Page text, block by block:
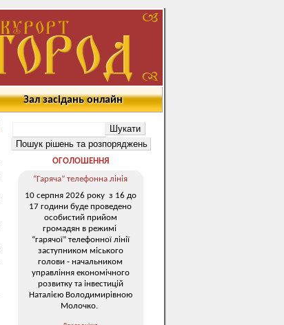
Зал засідань онлайн
ОГОЛОШЕННЯ
“Гаряча” телефонна лінія
10 серпня 2026 року з 16 до
17 години буде проведено
особистий прийом
громадян в режимі
“гарячої” телефонної лінії
заступником міського
голови - начальником
управління економічного
розвитку та інвестицій
Наталією Володимирівною
Молочко.